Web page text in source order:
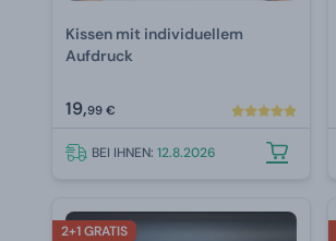
Kissen mit individuellem
Aufdruck
19,99 €
BEI IHNEN: 12.8.2026
2+1 GRATIS